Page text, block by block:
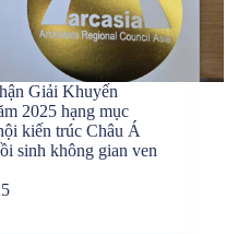
Giải Khuyến
2025 hạng mục
kiến trúc Châu Á
sinh không gian ven